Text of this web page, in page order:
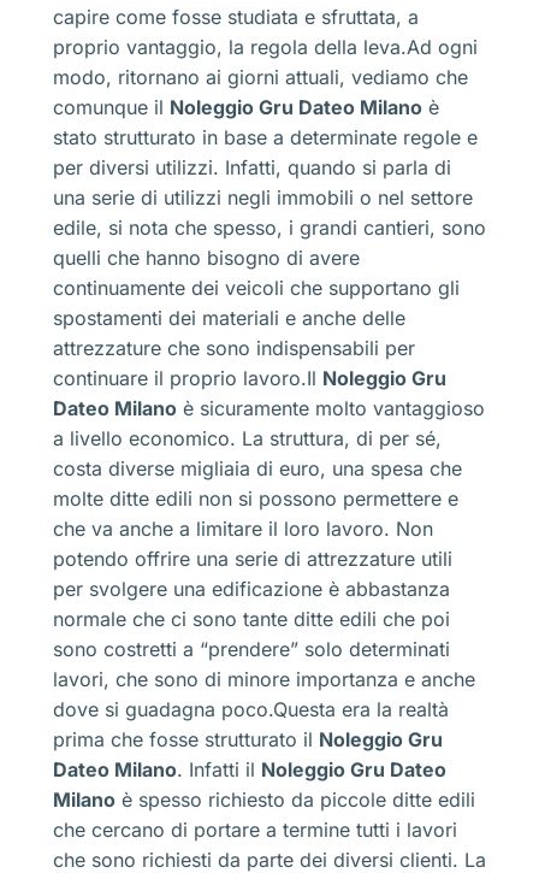
capire come fosse studiata e sfruttata, a
proprio vantaggio, la regola della leva.Ad ogni
modo, ritornano ai giorni attuali, vediamo che
comunque il Noleggio Gru Dateo Milano è
stato strutturato in base a determinate regole e
per diversi utilizzi. Infatti, quando si parla di
una serie di utilizzi negli immobili o nel settore
edile, si nota che spesso, i grandi cantieri, sono
quelli che hanno bisogno di avere
continuamente dei veicoli che supportano gli
spostamenti dei materiali e anche delle
attrezzature che sono indispensabili per
continuare il proprio lavoro.Il Noleggio Gru
Dateo Milano è sicuramente molto vantaggioso
a livello economico. La struttura, di per sé,
costa diverse migliaia di euro, una spesa che
molte ditte edili non si possono permettere e
che va anche a limitare il loro lavoro. Non
potendo offrire una serie di attrezzature utili
per svolgere una edificazione è abbastanza
normale che ci sono tante ditte edili che poi
sono costretti a “prendere” solo determinati
lavori, che sono di minore importanza e anche
dove si guadagna poco.Questa era la realtà
prima che fosse strutturato il Noleggio Gru
Dateo Milano. Infatti il Noleggio Gru Dateo
Milano è spesso richiesto da piccole ditte edili
che cercano di portare a termine tutti i lavori
che sono richiesti da parte dei diversi clienti. La